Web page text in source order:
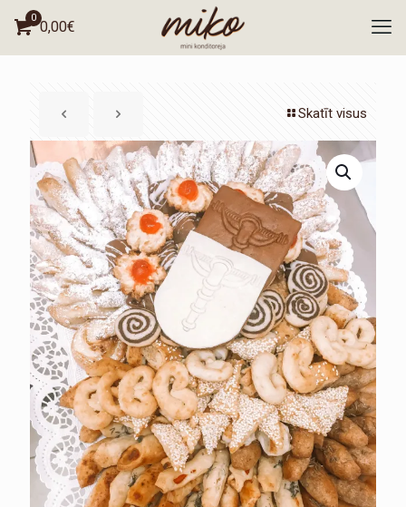
0
0,00€
Skatīt visus